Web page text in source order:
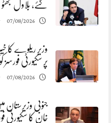
گئے، بلاول
07/08/2026
پر سکیورٹی فورسز
07/08/2026
جنوبی وزیرستان
خان کا سکیورٹی